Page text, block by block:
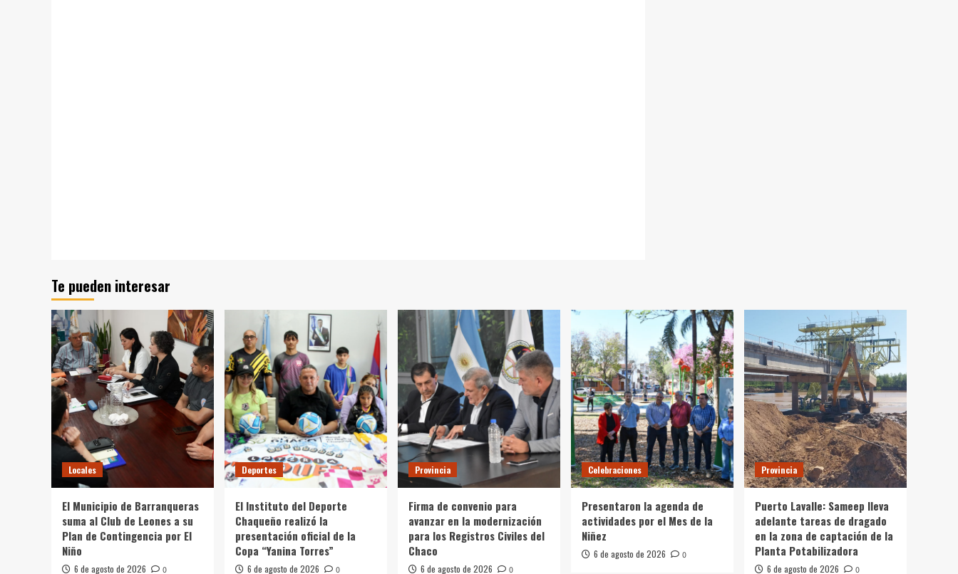
Te pueden interesar
Locales
El Municipio de Barranqueras
suma al Club de Leones a su
Plan de Contingencia por El
Niño
6 de agosto de 2026 0
Deportes
El Instituto del Deporte
Chaqueño realizó la
presentación oficial de la
Copa “Yanina Torres”
6 de agosto de 2026 0
Provincia
Firma de convenio para
avanzar en la modernización
para los Registros Civiles del
Chaco
6 de agosto de 2026 0
Celebraciones
Presentaron la agenda de
actividades por el Mes de la
Niñez
6 de agosto de 2026 0
Provincia
Puerto Lavalle: Sameep lleva
adelante tareas de dragado
en la zona de captación de la
Planta Potabilizadora
6 de agosto de 2026 0